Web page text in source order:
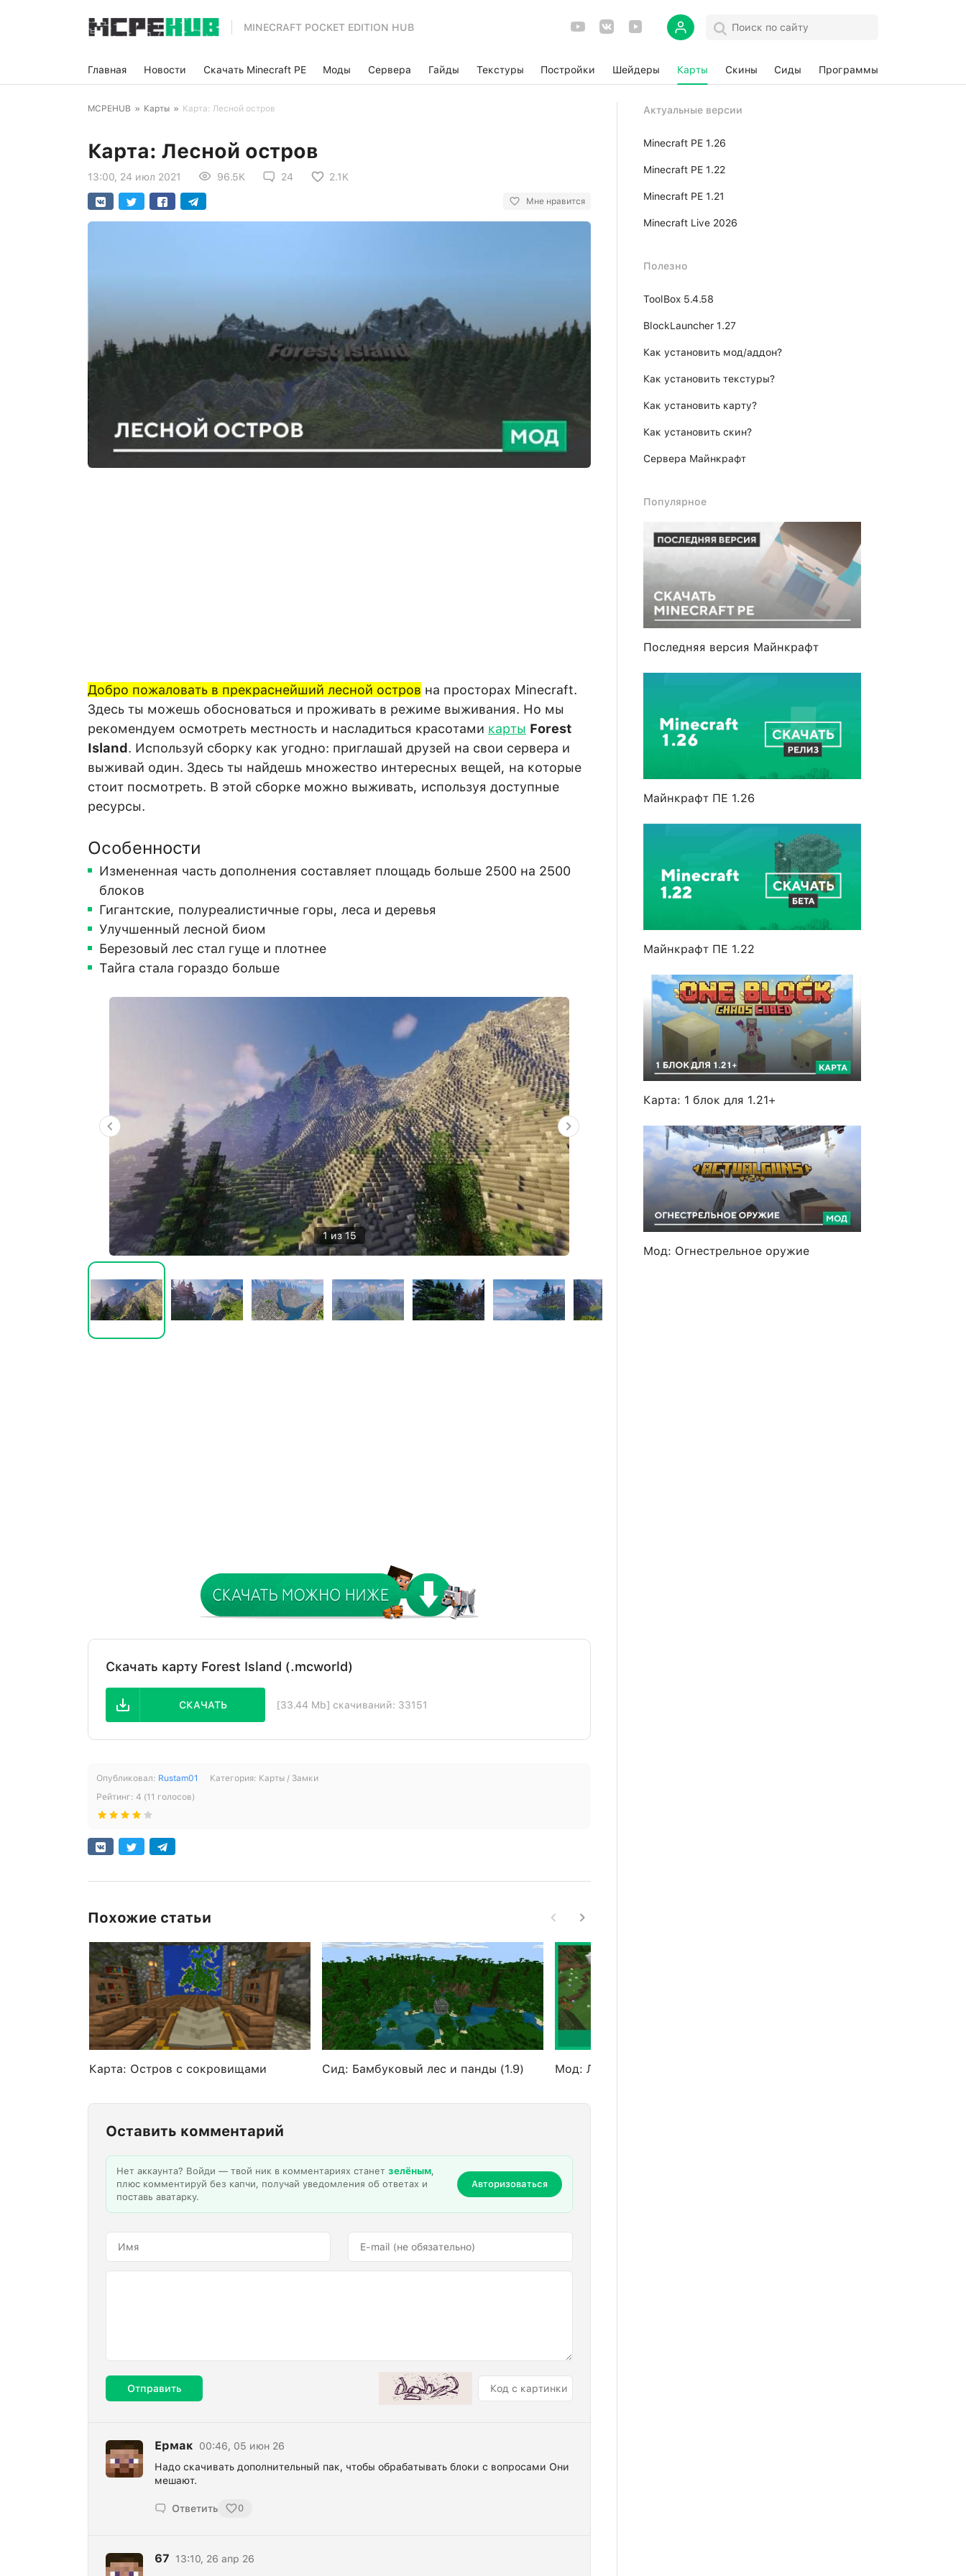
MINECRAFT POCKET EDITION HUB
Главная Новости Скачать Minecraft PE Моды Сервера Гайды Текстуры Постройки Шейдеры Карты Скины Сиды Программы
MCPEHUB » Карты » Карта: Лесной остров
Карта: Лесной остров
13:00, 24 июл 2021 96.5K 24 2.1K
Мне нравится
Добро пожаловать в прекраснейший лесной остров на просторах Minecraft.
Здесь ты можешь обосноваться и проживать в режиме выживания. Но мы
рекомендуем осмотреть местность и насладиться красотами карты Forest
Island. Используй сборку как угодно: приглашай друзей на свои сервера и
выживай один. Здесь ты найдешь множество интересных вещей, на которые
стоит посмотреть. В этой сборке можно выживать, используя доступные
ресурсы.
Особенности
Измененная часть дополнения составляет площадь больше 2500 на 2500
блоков
Гигантские, полуреалистичные горы, леса и деревья
Улучшенный лесной биом
Березовый лес стал гуще и плотнее
Тайга стала гораздо больше
1 из 15
Скачать карту Forest Island (.mcworld)
СКАЧАТЬ [33.44 Mb] скачиваний: 33151
Опубликовал: Rustam01 Категория: Карты / Замки
Рейтинг: 4 (11 голосов)
Похожие статьи
Карта: Остров с сокровищами Сид: Бамбуковый лес и панды (1.9) Мод: Лес цветов
Оставить комментарий
Нет аккаунта? Войди — твой ник в комментариях станет зелёным,
плюс комментируй без капчи, получай уведомления об ответах и
поставь аватарку.
Авторизоваться
Отправить
Ермак
00:46, 05 июн 26
Надо скачивать дополнительный пак, чтобы обрабатывать блоки с вопросами Они
мешают.
Ответить 0
67
13:10, 26 апр 26
Актуальные версии
Minecraft PE 1.26
Minecraft PE 1.22
Minecraft PE 1.21
Minecraft Live 2026
Полезно
ToolBox 5.4.58
BlockLauncher 1.27
Как установить мод/аддон?
Как установить текстуры?
Как установить карту?
Как установить скин?
Сервера Майнкрафт
Популярное
Последняя версия Майнкрафт
Майнкрафт ПЕ 1.26
Майнкрафт ПЕ 1.22
Карта: 1 блок для 1.21+
Мод: Огнестрельное оружие